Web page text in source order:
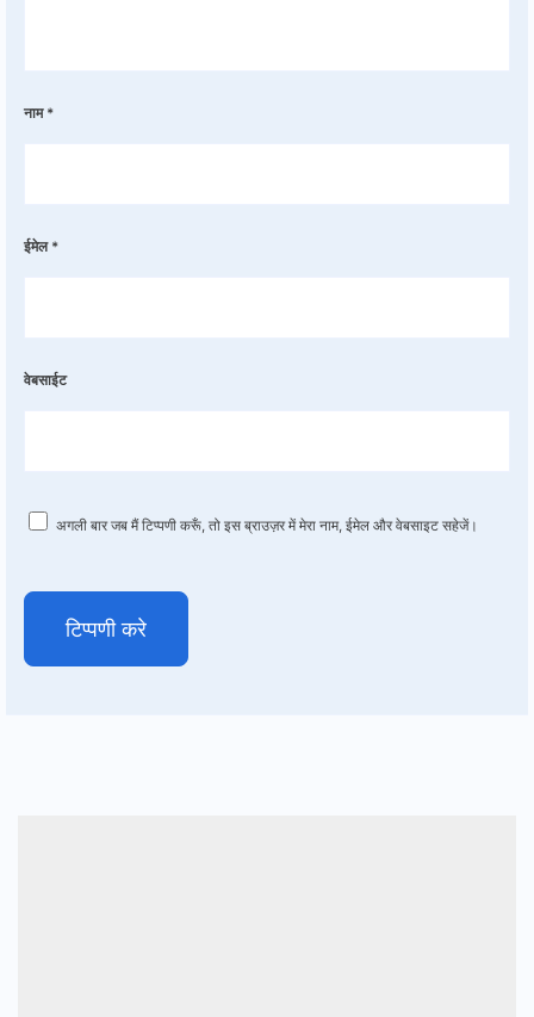
नाम *
ईमेल *
वेबसाईट
अगली बार जब मैं टिप्पणी करूँ, तो इस ब्राउज़र में मेरा नाम, ईमेल और वेबसाइट सहेजें।